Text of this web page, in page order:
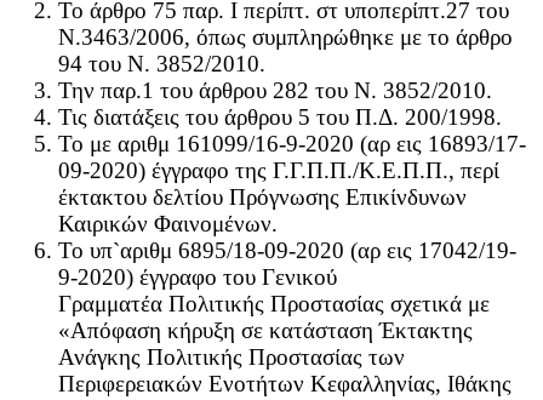
Το άρθρο 75 παρ. Ι περίπτ. στ υποπερίπτ.27 του
Ν.3463/2006, όπως συμπληρώθηκε με το άρθρο
94 του Ν. 3852/2010.
Την παρ.1 του άρθρου 282 του Ν. 3852/2010.
Τις διατάξεις του άρθρου 5 του Π.Δ. 200/1998.
Το με αριθμ 161099/16-9-2020 (αρ εις 16893/17-
09-2020) έγγραφο της Γ.Γ.Π.Π./Κ.Ε.Π.Π., περί
έκτακτου δελτίου Πρόγνωσης Επικίνδυνων
Καιρικών Φαινομένων.
Το υπ`αριθμ 6895/18-09-2020 (αρ εις 17042/19-
9-2020) έγγραφο του Γενικού
Γραμματέα Πολιτικής Προστασίας σχετικά με
«Απόφαση κήρυξη σε κατάσταση Έκτακτης
Ανάγκης Πολιτικής Προστασίας των
Περιφερειακών Ενοτήτων Κεφαλληνίας, Ιθάκης